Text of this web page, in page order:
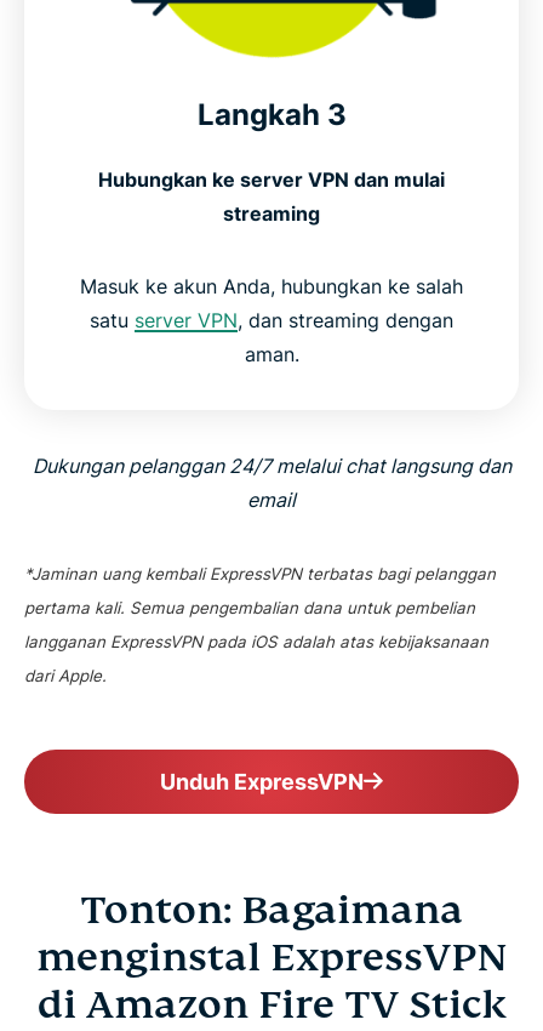
Langkah 3
Hubungkan ke server VPN dan mulai
streaming
Masuk ke akun Anda, hubungkan ke salah
satu server VPN, dan streaming dengan
aman.
Dukungan pelanggan 24/7 melalui chat langsung dan
email
*Jaminan uang kembali ExpressVPN terbatas bagi pelanggan
pertama kali. Semua pengembalian dana untuk pembelian
langganan ExpressVPN pada iOS adalah atas kebijaksanaan
dari Apple.
Unduh ExpressVPN
Tonton: Bagaimana
menginstal ExpressVPN
di Amazon Fire TV Stick